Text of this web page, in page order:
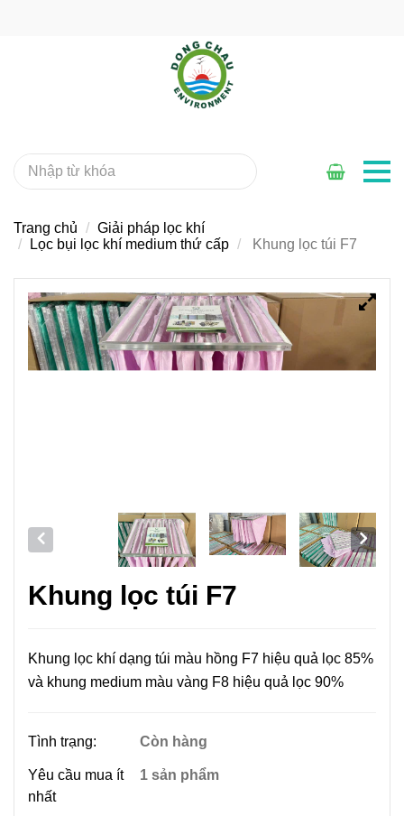
Khung lọc túi F7
Khung lọc khí dạng túi màu hồng F7 hiệu quả lọc 85%
và khung medium màu vàng F8 hiệu quả lọc 90%
Tình trạng: Còn hàng
Yêu cầu mua ít
nhất
1 sản phẩm
Trang chủ
Giải pháp lọc khí
Lọc bụi lọc khí medium thứ cấp
Khung lọc túi F7